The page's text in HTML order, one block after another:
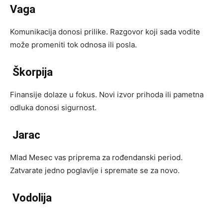
Vaga
Komunikacija donosi prilike. Razgovor koji sada vodite
može promeniti tok odnosa ili posla.
Škorpija
Finansije dolaze u fokus. Novi izvor prihoda ili pametna
odluka donosi sigurnost.
Jarac
Mlad Mesec vas priprema za rođendanski period.
Zatvarate jedno poglavlje i spremate se za novo.
Vodolija